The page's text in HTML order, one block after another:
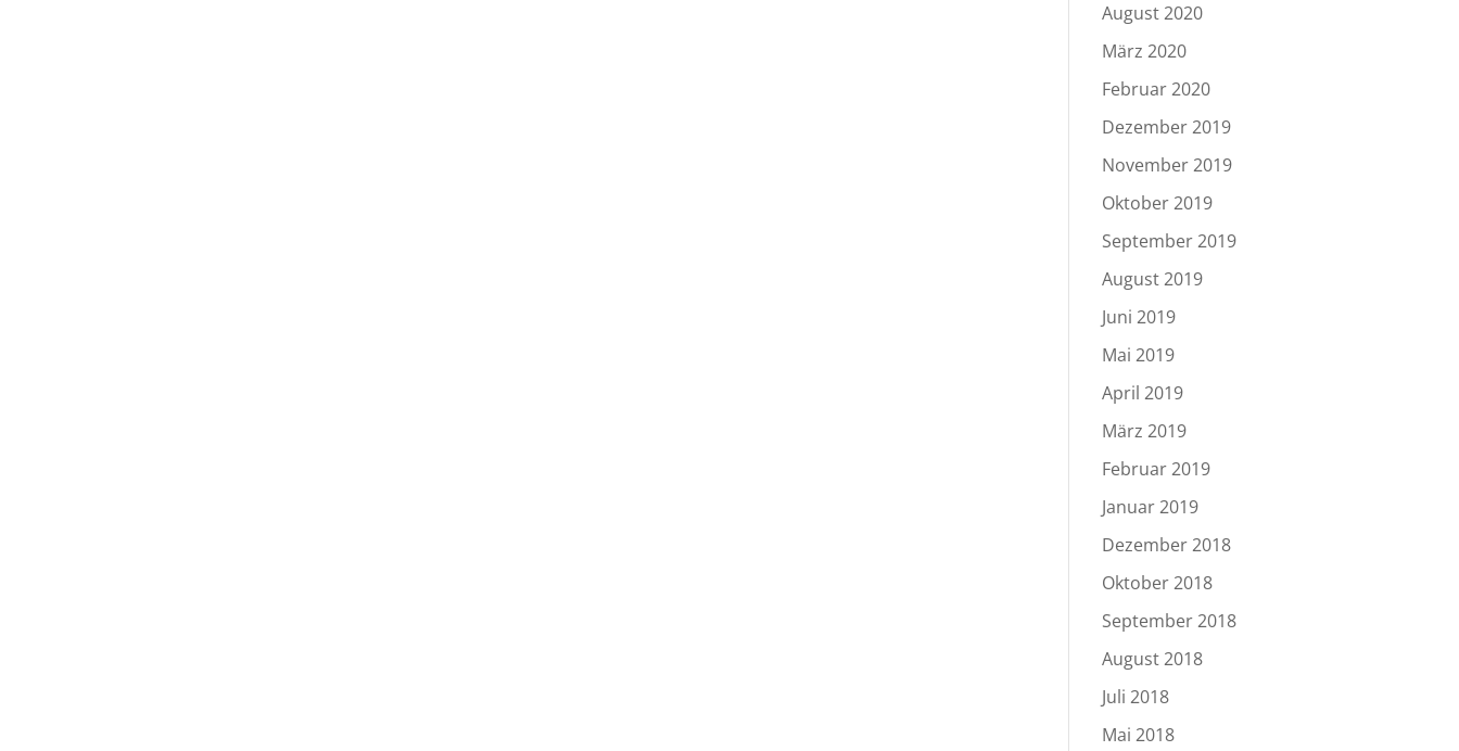
August 2020
März 2020
Februar 2020
Dezember 2019
November 2019
Oktober 2019
September 2019
August 2019
Juni 2019
Mai 2019
April 2019
März 2019
Februar 2019
Januar 2019
Dezember 2018
Oktober 2018
September 2018
August 2018
Juli 2018
Mai 2018